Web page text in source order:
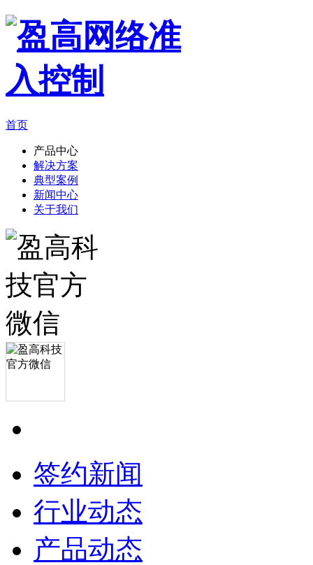
首页
产品中心
解决方案
典型案例
新闻中心
关于我们
签约新闻
行业动态
产品动态